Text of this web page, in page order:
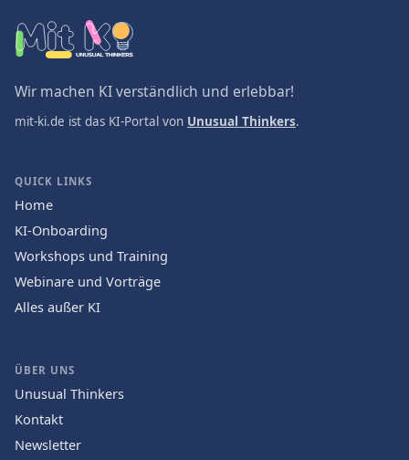
Wir machen KI verständlich und erlebbar!
mit-ki.de ist das KI-Portal von Unusual Thinkers.
QUICK LINKS
Home
KI-Onboarding
Workshops und Training
Webinare und Vorträge
Alles außer KI
ÜBER UNS
Unusual Thinkers
Kontakt
Newsletter